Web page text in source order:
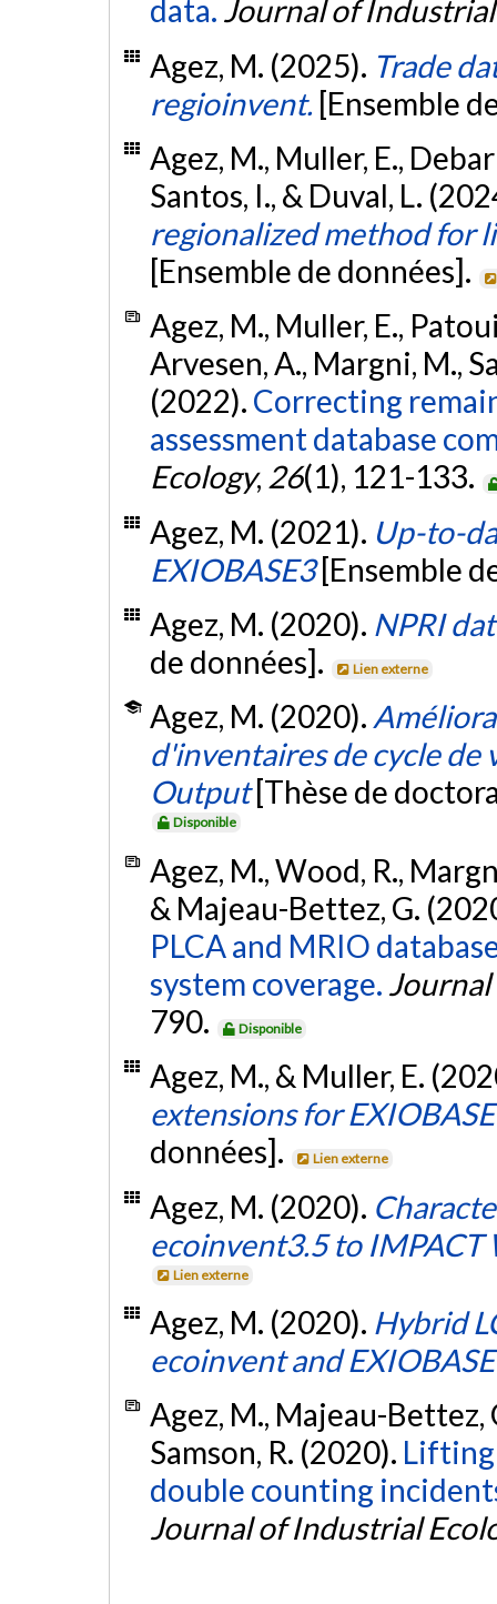
data. Journal of
Agez, M. (2025). Trade
regioinvent. [Ensemble
Agez, M., Muller, E.,
Santos, I., & Duval, L.
regionalized method for
[Ensemble de données].
Agez, M., Muller, E.,
Arvesen, A., Margni, M.,
(2022). Correcting
assessment database
Ecology, 26(1), 121-133.
Agez, M. (2021). Up-to-
EXIOBASE3 [Ensemble
Agez, M. (2020). NPRI
de données].
Lien externe
Agez, M. (2020).
d'inventaires de cycle
Output [Thèse de
Disponible
Agez, M., Wood, R.,
& Majeau-Bettez, G.
PLCA and MRIO
system coverage.
790.
Disponible
Agez, M., & Muller, E.
extensions for
données].
Lien externe
Agez, M. (2020).
ecoinvent3.5 to IMPACT
Lien externe
Agez, M. (2020). Hybrid
ecoinvent and EXIOBASE
Agez, M., Majeau-Bettez,
Samson, R. (2020).
double counting
Journal of Industrial